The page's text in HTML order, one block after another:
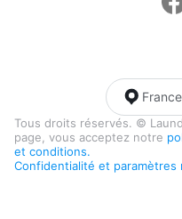
Tous droits réservés. ©
page, vous acceptez notre
et conditions.
Confidentialité et paramètres
France